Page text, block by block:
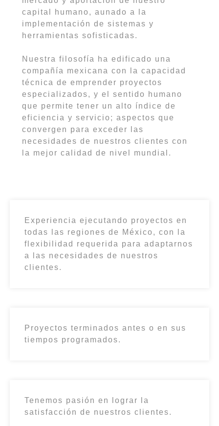
capital humano, aunado a la
implementación de sistemas y
herramientas sofisticadas.
Nuestra filosofía ha edificado una
compañía mexicana con la capacidad
técnica de emprender proyectos
especializados, y el sentido humano
que permite tener un alto índice de
eficiencia y servicio; aspectos que
convergen para exceder las
necesidades de nuestros clientes con
la mejor calidad de nivel mundial.
Experiencia ejecutando proyectos en
todas las regiones de México, con la
flexibilidad requerida para adaptarnos
a las necesidades de nuestros
clientes.
Proyectos terminados antes o en sus
tiempos programados.
Tenemos pasión en lograr la
satisfacción de nuestros clientes.